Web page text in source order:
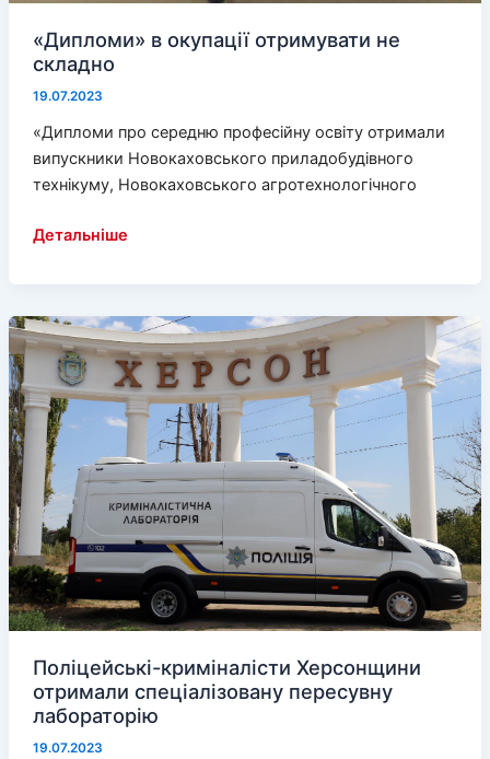
«Дипломи» в окупації отримувати не
складно
19.07.2023
«Дипломи про середню професійну освіту отримали
випускники Новокаховського приладобудівного
технікуму, Новокаховського агротехнологічного
«Дипломи»
отримувати
не
складно
Детальніше
Поліцейські-криміналісти Херсонщини
отримали спеціалізовану пересувну
лабораторію
19.07.2023